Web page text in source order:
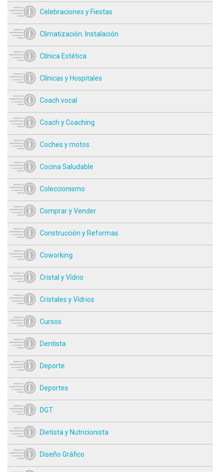
Celebraciones y Fiestas
Climatización. Instalación
Clínica Estética
Clínicas y Hospitales
Coach vocal
Coach y Coaching
Coches y motos
Cocina Saludable
Coleccionismo
Comprar y Vender
Construcción y Reformas
Coworking
Cristal y Vídrio
Cristales y Vídrios
Cursos
Dentista
Deporte
Deportes
DGT
Dietista y Nutricionista
Diseño Gráfico